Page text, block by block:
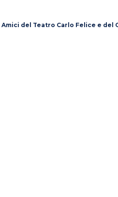
Amici del Teatro Carlo Felice e del